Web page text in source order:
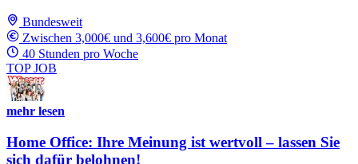
Bundesweit
Zwischen 3,000€ und 3,600€ pro Monat
40 Stunden pro Woche
TOP JOB
mehr lesen
Home Office: Ihre Meinung ist wertvoll – lassen Sie
sich dafür belohnen!